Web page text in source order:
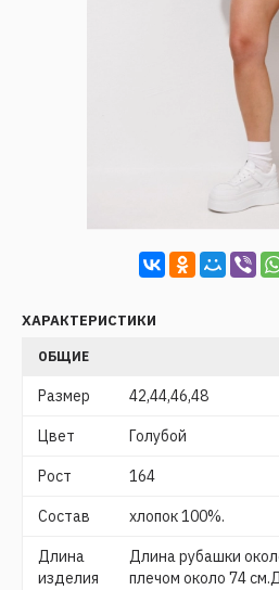
ХАРАКТЕРИСТИКИ
ОБЩИЕ
Размер 42,44,46,48
Цвет Голубой
Рост 164
Состав хлопок 100%.
Длина
изделия
Длина рубашки
плечом около 74